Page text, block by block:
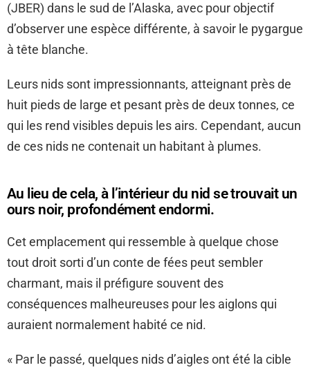
(JBER) dans le sud de l’Alaska, avec pour objectif
d’observer une espèce différente, à savoir le pygargue
à tête blanche.
Leurs nids sont impressionnants, atteignant près de
huit pieds de large et pesant près de deux tonnes, ce
qui les rend visibles depuis les airs. Cependant, aucun
de ces nids ne contenait un habitant à plumes.
Au lieu de cela, à l’intérieur du nid se trouvait un
ours noir, profondément endormi.
Cet emplacement qui ressemble à quelque chose
tout droit sorti d’un conte de fées peut sembler
charmant, mais il préfigure souvent des
conséquences malheureuses pour les aiglons qui
auraient normalement habité ce nid.
« Par le passé, quelques nids d’aigles ont été la cible